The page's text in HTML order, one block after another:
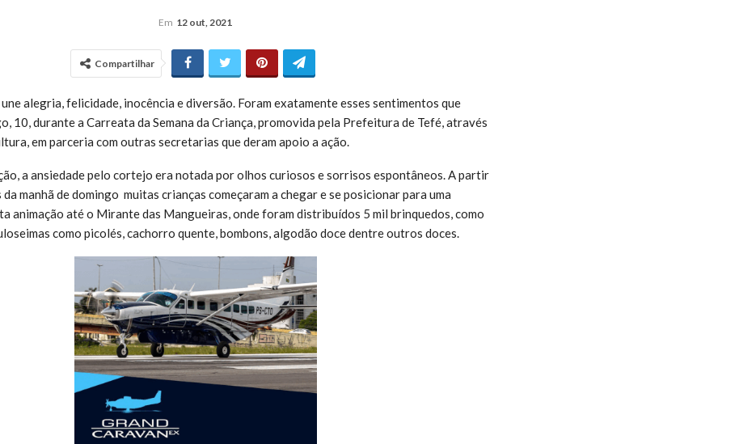
Em 12 out, 2021
Compartilhar
alegria, felicidade, inocência e diversão. Foram exatamente esses sentimentos que
10, durante a Carreata da Semana da Criança, promovida pela Prefeitura de Tefé, através
em parceria com outras secretarias que deram apoio a ação.
a ansiedade pelo cortejo era notada por olhos curiosos e sorrisos espontâneos. A partir
manhã de domingo muitas crianças começaram a chegar e se posicionar para uma
animação até o Mirante das Mangueiras, onde foram distribuídos 5 mil brinquedos, como
como picolés, cachorro quente, bombons, algodão doce dentre outros doces.